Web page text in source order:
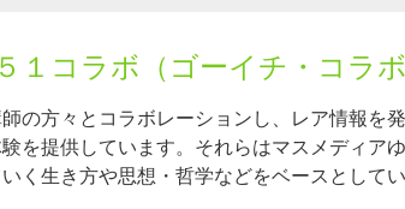
コラボ（ゴーイチ・コラ
方々とコラボレーションし、レア情報を
を提供しています。それらはマスメディア
く生き方や思想・哲学などをベースとしてい